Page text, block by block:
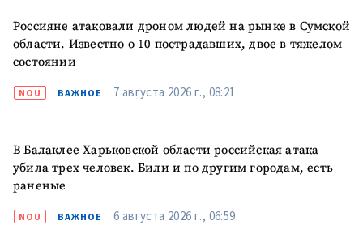
Россияне атаковали дроном людей на рынке в Сумской
области. Известно о 10 пострадавших, двое в тяжелом
состоянии
NOU ВАЖНОЕ 7 августа 2026 г., 08:21
В Балаклее Харьковской области российская атака
убила трех человек. Били и по другим городам, есть
раненые
NOU ВАЖНОЕ 6 августа 2026 г., 06:59